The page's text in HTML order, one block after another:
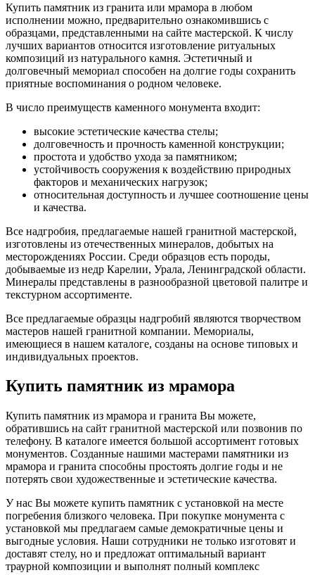
Купить памятник из гранита или мрамора в любом
исполнении можно, предварительно ознакомившись с
образцами, представленными на сайте мастерской. К числу
лучших вариантов относится изготовление ритуальных
композиций из натурального камня. Эстетичный и
долговечный мемориал способен на долгие годы сохранить
приятные воспоминания о родном человеке.
В число преимуществ каменного монумента входит:
высокие эстетические качества стелы;
долговечность и прочность каменной конструкции;
простота и удобство ухода за памятником;
устойчивость сооружения к воздействию природных
факторов и механических нагрузок;
относительная доступность и лучшее соотношение цены
и качества.
Все надгробия, предлагаемые нашей гранитной мастерской,
изготовлены из отечественных минералов, добытых на
месторождениях России. Среди образцов есть породы,
добываемые из недр Карелии, Урала, Ленинградской области.
Минералы представлены в разнообразной цветовой палитре и
текстурном ассортименте.
Все предлагаемые образцы надгробий являются творчеством
мастеров нашей гранитной компании. Мемориалы,
имеющиеся в нашем каталоге, созданы на основе типовых и
индивидуальных проектов.
Купить памятник из мрамора
Купить памятник из мрамора и гранита Вы можете,
обратившись на сайт гранитной мастерской или позвонив по
телефону. В каталоге имеется большой ассортимент готовых
монументов. Созданные нашими мастерами памятники из
мрамора и гранита способны простоять долгие годы и не
потерять свои художественные и эстетические качества.
У нас Вы можете купить памятник с установкой на месте
погребения близкого человека. При покупке монумента с
установкой мы предлагаем самые демократичные цены и
выгодные условия. Наши сотрудники не только изготовят и
доставят стелу, но и предложат оптимальный вариант
траурной композиции и выполнят полный комплекс